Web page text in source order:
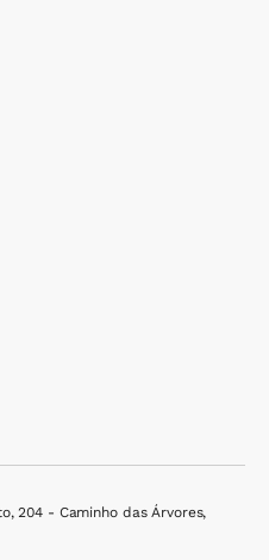
204 - Caminho das Árvores,